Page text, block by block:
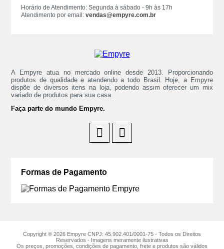
Horário de Atendimento: Segunda à sábado - 9h às 17h
Atendimento por email:vendas@empyre.com.br
A Empyre atua no mercado online desde 2013. Proporcionando
produtos de qualidade e atendendo a todo Brasil. Hoje, a Empyre
dispõe de diversos itens na loja, podendo assim oferecer um mix
variado de produtos para sua casa.
Faça parte do mundo Empyre.
Formas de Pagamento
Copyright ® 2026 Empyre CNPJ: 45.902.401/0001-75 - Todos os Direitos
Reservados - Imagens meramente ilustrativas
Os preços, promoções, condições de pagamento, frete e produtos são válidos